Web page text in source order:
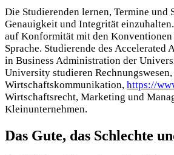
Die Studierenden lernen, Termine und
Genauigkeit und Integrität
auf Konformität mit den Konventionen
Sprache. Studierende des Accelerated
in Business Administration der
University studieren Rechnungswesen,
Wirtschaftskommunikation, https://
Wirtschaftsrecht, Marketing und
Kleinunternehmen.
Das Gute, das Schlechte